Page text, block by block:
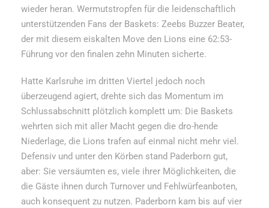
wieder heran. Wermutstropfen für die leidenschaftlich
unterstützenden Fans der Baskets: Zeebs Buzzer Beater,
der mit diesem eiskalten Move den Lions eine 62:53-
Führung vor den finalen zehn Minuten sicherte.
Hatte Karlsruhe im dritten Viertel jedoch noch
überzeugend agiert, drehte sich das Momentum im
Schlussabschnitt plötzlich komplett um: Die Baskets
wehrten sich mit aller Macht gegen die dro-hende
Niederlage, die Lions trafen auf einmal nicht mehr viel.
Defensiv und unter den Körben stand Paderborn gut,
aber: Sie versäumten es, viele ihrer Möglichkeiten, die
die Gäste ihnen durch Turnover und Fehlwürfeanboten,
auch konsequent zu nutzen. Paderborn kam bis auf vier